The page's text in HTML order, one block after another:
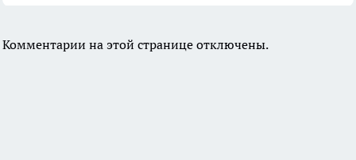
Комментарии на этой странице отключены.